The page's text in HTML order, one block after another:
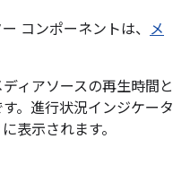
コンポーネントは、 メ
ィアソースの再生時間と
。進行状況インジケータ
表示されます。